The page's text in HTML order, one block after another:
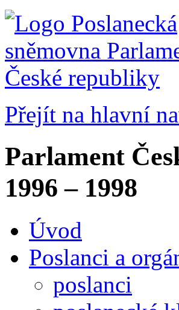
Přejít na hlavní
Parlament
1996 – 1998
Úvod
Poslanci a
poslanci